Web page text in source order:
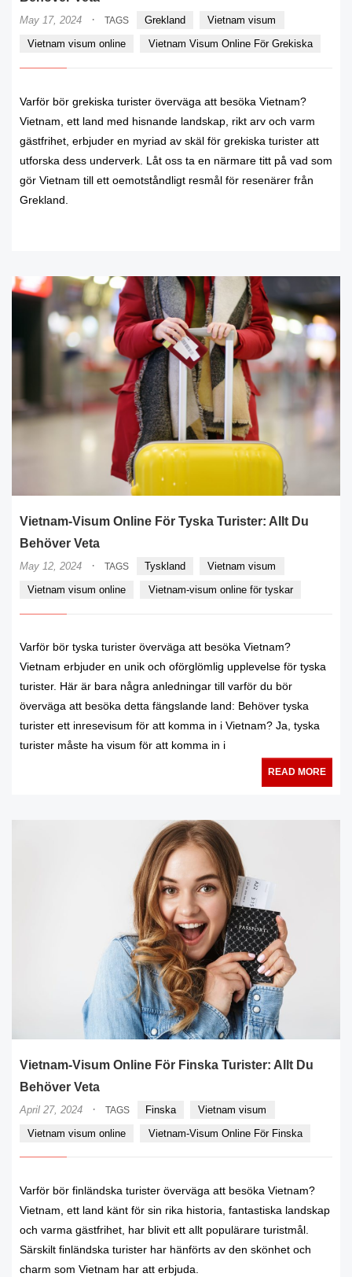
May 17, 2024 · TAGS Grekland
Vietnam visum
Vietnam visum online
Vietnam Visum Online För Grekiska
Varför bör grekiska turister överväga att besöka Vietnam?
Vietnam, ett land med hisnande landskap, rikt arv och varm
gästfrihet, erbjuder en myriad av skäl för grekiska turister att
utforska dess underverk. Låt oss ta en närmare titt på vad som
gör Vietnam till ett oemotståndligt resmål för resenärer från
Grekland.
Vietnam-Visum Online För Tyska Turister: Allt Du
Behöver Veta
May 12, 2024 · TAGS Tyskland
Vietnam visum
Vietnam visum online
Vietnam-visum online för tyskar
Varför bör tyska turister överväga att besöka Vietnam?
Vietnam erbjuder en unik och oförglömlig upplevelse för tyska
turister. Här är bara några anledningar till varför du bör
överväga att besöka detta fängslande land: Behöver tyska
turister ett inresevisum för att komma in i Vietnam? Ja, tyska
turister måste ha visum för att komma in i
READ MORE
Vietnam-Visum Online För Finska Turister: Allt Du
Behöver Veta
April 27, 2024 · TAGS Finska
Vietnam visum
Vietnam visum online
Vietnam-Visum Online För Finska
Varför bör finländska turister överväga att besöka Vietnam?
Vietnam, ett land känt för sin rika historia, fantastiska landskap
och varma gästfrihet, har blivit ett allt populärare turistmål.
Särskilt finländska turister har hänförts av den skönhet och
charm som Vietnam har att erbjuda.